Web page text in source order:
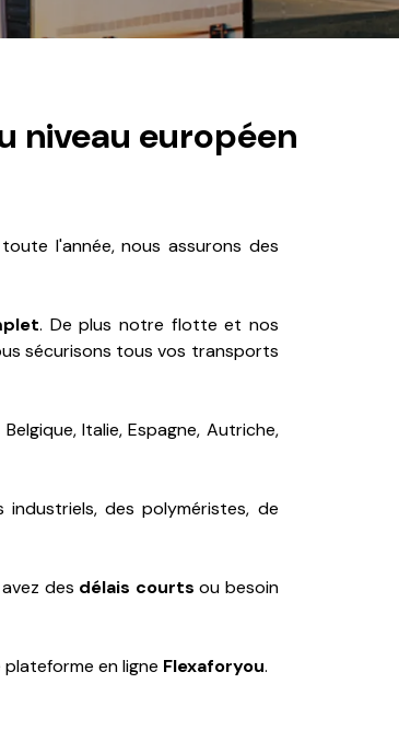
niveau européen
l'année, nous assurons des
. De plus notre flotte et nos
sécurisons tous vos transports
Italie, Espagne, Autriche,
des polyméristes, de
des délais courts ou besoin
en ligne Flexaforyou.